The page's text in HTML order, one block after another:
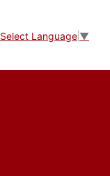
Select Language ▼